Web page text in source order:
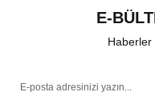
E-
Haberler